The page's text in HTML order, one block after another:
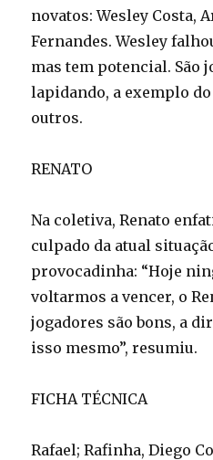
novatos: Wesley Costa,
Fernandes. Wesley
mas tem potencial. São
lapidando, a exemplo
outros.
RENATO
Na coletiva, Renato
culpado da atual
provocadinha: “Hoje
voltarmos a vencer, o
jogadores são bons, a
isso mesmo”, resumiu.
FICHA TÉCNICA
Rafael; Rafinha, Diego